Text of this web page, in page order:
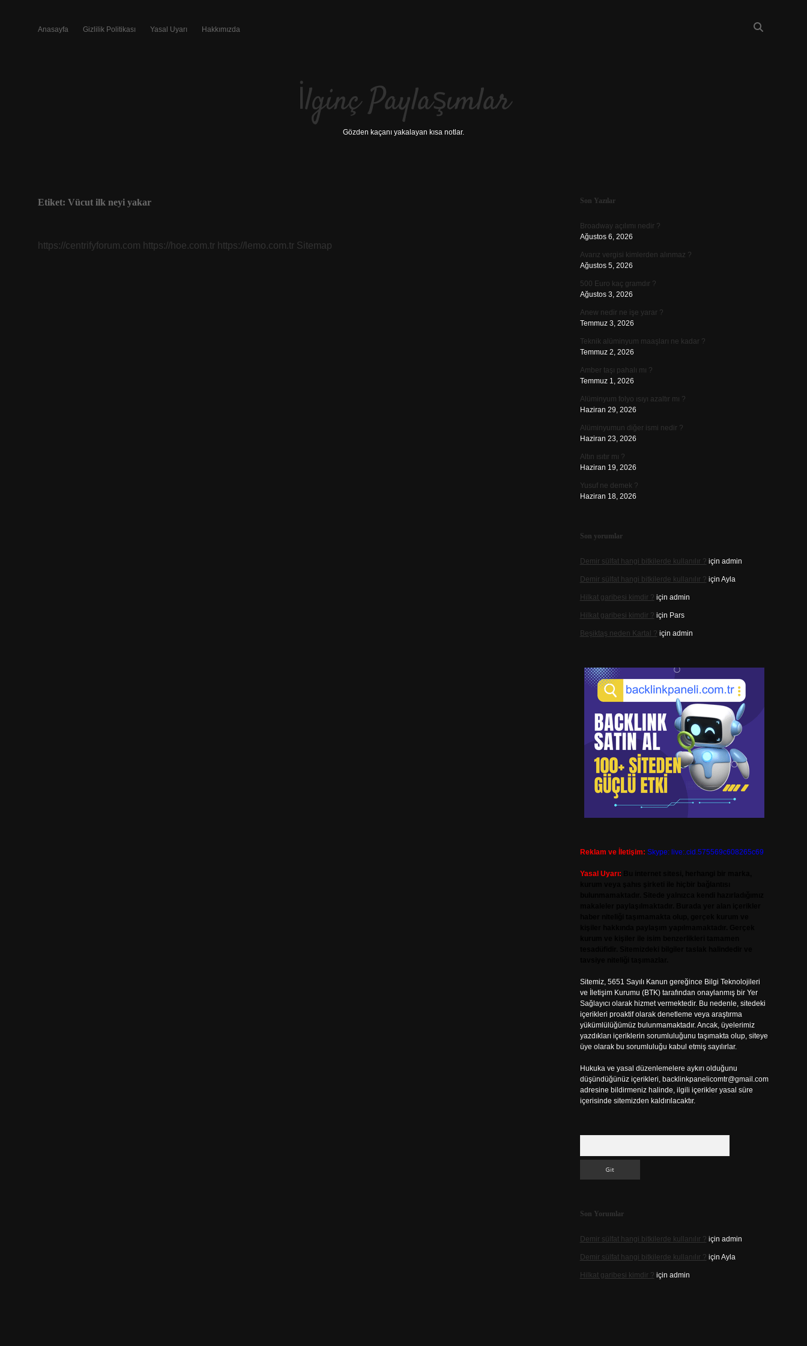
Anasayfa Gizlilik Politikası Yasal Uyarı Hakkımızda
İlginç Paylaşımlar
Gözden kaçanı yakalayan kısa notlar.
Etiket: Vücut ilk neyi yakar
https://centrifyforum.com https://hoe.com.tr https://lemo.com.tr Sitemap
Sidebar
Son Yazılar
Broadway açılımı nedir ?
Ağustos 6, 2026
Avarız vergisi kimlerden alınmaz ?
Ağustos 5, 2026
500 Euro kaç gramdır ?
Ağustos 3, 2026
Anew nedir ne işe yarar ?
Temmuz 3, 2026
Teknik alüminyum maaşları ne kadar ?
Temmuz 2, 2026
Amber taşı pahalı mı ?
Temmuz 1, 2026
Alüminyum folyo ısıyı azaltır mı ?
Haziran 29, 2026
Alüminyumun diğer ismi nedir ?
Haziran 23, 2026
Altın ısıtır mı ?
Haziran 19, 2026
Yusuf ne demek ?
Haziran 18, 2026
Son yorumlar
Demir sülfat hangi bitkilerde kullanılır ? için admin
Demir sülfat hangi bitkilerde kullanılır ? için Ayla
Hilkat garibesi kimdir ? için admin
Hilkat garibesi kimdir ? için Pars
Beşiktaş neden Kartal ? için admin
Reklam ve İletişim: Skype: live:.cid.575569c608265c69
Yasal Uyarı:
Sitemiz, 5651 Sayılı Kanun gereğince Bilgi Teknolojileri
ve İletişim Kurumu (BTK) tarafından onaylanmış bir Yer
Sağlayıcı olarak hizmet vermektedir. Bu nedenle, sitedeki
içerikleri proaktif olarak denetleme veya araştırma
yükümlülüğümüz bulunmamaktadır. Ancak, üyelerimiz
yazdıkları içeriklerin sorumluluğunu taşımakta olup, siteye
üye olarak bu sorumluluğu kabul etmiş sayılırlar.
Hukuka ve yasal düzenlemelere aykırı olduğunu
düşündüğünüz içerikleri, backlinkpanelicomtr@gmail.com
adresine bildirmeniz halinde, ilgili içerikler yasal süre
içerisinde sitemizden kaldırılacaktır.
Son Yorumlar
Demir sülfat hangi bitkilerde kullanılır ? için admin
Demir sülfat hangi bitkilerde kullanılır ? için Ayla
Hilkat garibesi kimdir ? için admin